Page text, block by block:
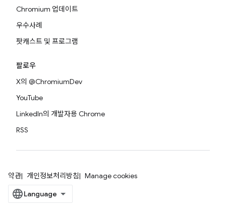
Chromium 업데이트
우수사례
팟캐스트 및 프로그램
팔로우
X의 @ChromiumDev
YouTube
LinkedIn의 개발자용 Chrome
RSS
약관 개인정보처리방침 Manage cookies